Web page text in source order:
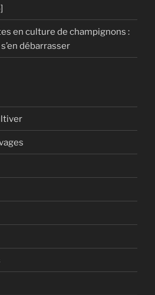
en culture de champignons :
débarrasser